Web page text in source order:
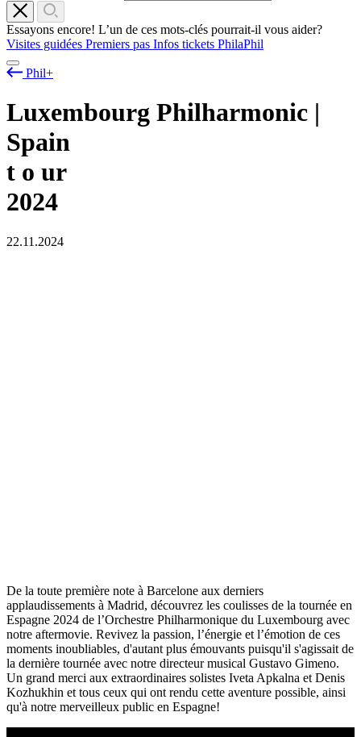
Essayons encore! L’un de ces mots-clés pourrait-il vous aider?
Visites guidées Premiers pas Infos tickets PhilaPhil
Phil+
Luxembourg Philharmonic |
Spain
t o ur
2024
22.11.2024
De la toute première note à Barcelone aux derniers
applaudissements à Madrid, découvrez les coulisses de la tournée en
Espagne 2024 de l’Orchestre Philharmonique du Luxembourg avec
notre aftermovie. Revivez la passion, l’énergie et l’émotion de ces
moments inoubliables, d'autant plus émouvants puisqu'il s'agissait de
la dernière tournée avec notre directeur musical Gustavo Gimeno.
Un grand merci aux extraordinaires solistes Iveta Apkalna et Denis
Kozhukhin et tous ceux qui ont rendu cette aventure possible, ainsi
qu'à notre merveilleux public en Espagne!